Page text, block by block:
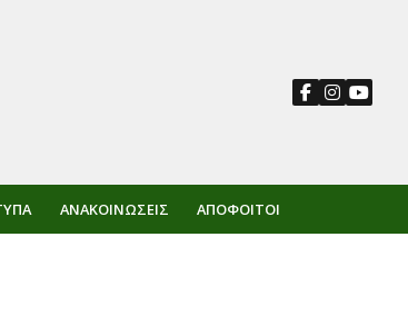
ΑΝΑΚΟΙΝΏΣΕΙΣ ΑΠΌΦΟΙΤΟΙ